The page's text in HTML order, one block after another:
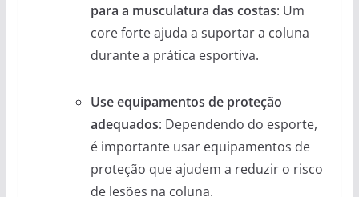
para a musculatura das costas: Um
core forte ajuda a suportar a coluna
durante a prática esportiva.
Use equipamentos de proteção
adequados: Dependendo do esporte,
é importante usar equipamentos de
proteção que ajudem a reduzir o risco
de lesões na coluna.